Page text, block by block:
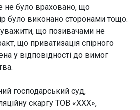
не було враховано, що
було виконано сторонами тощо.
що позивачами не
що приватизація спірного
у відповідності до вимог
господарський суд,
скаргу ТОВ «ХХХ»,